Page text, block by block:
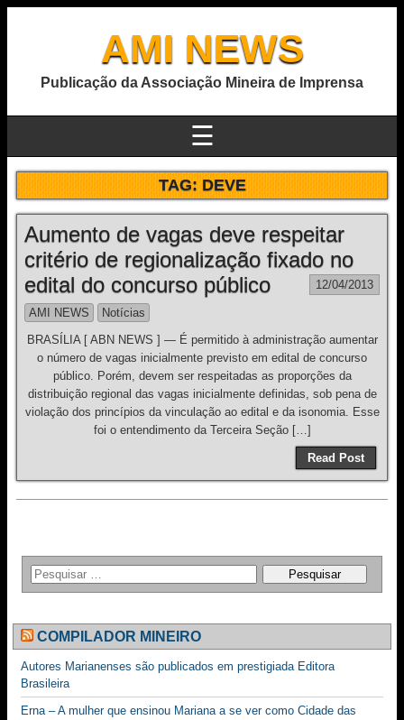
AMI NEWS
Publicação da Associação Mineira de Imprensa
☰
TAG:DEVE
Aumento de vagas deve respeitar
critério de regionalização fixado no
edital do concurso público
12/04/2013
AMI NEWS
Notícias
BRASÍLIA [ ABN NEWS ] — É permitido à administração aumentar
o número de vagas inicialmente previsto em edital de concurso
público. Porém, devem ser respeitadas as proporções da
distribuição regional das vagas inicialmente definidas, sob pena de
violação dos princípios da vinculação ao edital e da isonomia. Esse
foi o entendimento da Terceira Seção […]
Read Post
COMPILADOR MINEIRO
Autores Marianenses são publicados em prestigiada Editora
Brasileira
Erna – A mulher que ensinou Mariana a se ver como Cidade das